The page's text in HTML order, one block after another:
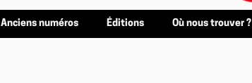
Anciens numéros Éditions Où nous trouver ?